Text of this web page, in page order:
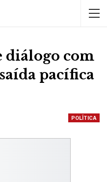
diálogo com
pacífica
POLÍTICA